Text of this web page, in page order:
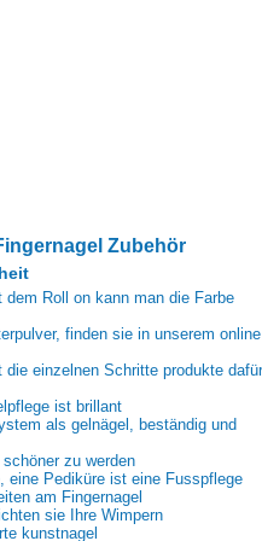
Zubehör
Roll on kann man die Farbe
finden sie in unserem online
einzelnen Schritte produkte dafür
ist brillant
als gelnägel, beständig und
zu werden
eine Pediküre ist eine Fusspflege
am Fingernagel
sie Ihre Wimpern
kunstnagel